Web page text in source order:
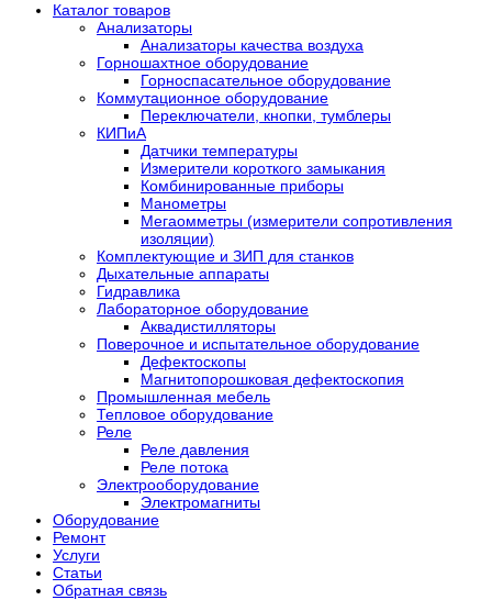
Каталог товаров
Анализаторы
Анализаторы качества воздуха
Горношахтное оборудование
Горноспасательное оборудование
Коммутационное оборудование
Переключатели, кнопки, тумблеры
КИПиА
Датчики температуры
Измерители короткого замыкания
Комбинированные приборы
Манометры
Мегаомметры (измерители сопротивления
изоляции)
Комплектующие и ЗИП для станков
Дыхательные аппараты
Гидравлика
Лабораторное оборудование
Аквадистилляторы
Поверочное и испытательное оборудование
Дефектоскопы
Магнитопорошковая дефектоскопия
Промышленная мебель
Тепловое оборудование
Реле
Реле давления
Реле потока
Электрооборудование
Электромагниты
Оборудование
Ремонт
Услуги
Статьи
Обратная связь